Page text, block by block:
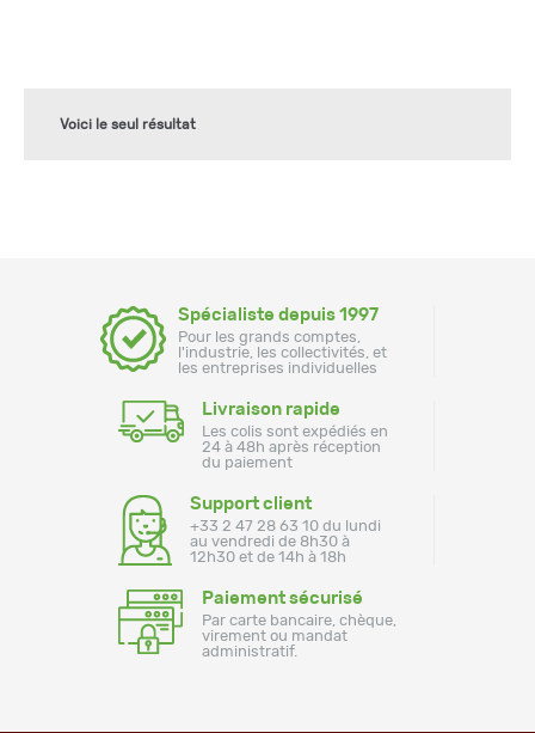
Voici le seul résultat
Spécialiste depuis 1997
Pour les grands comptes,
l'industrie, les collectivités, et
les entreprises individuelles
Livraison rapide
Les colis sont expédiés en
24 à 48h après réception
du paiement
Support client
+33 2 47 28 63 10 du lundi
au vendredi de 8h30 à
12h30 et de 14h à 18h
Paiement sécurisé
Par carte bancaire, chèque,
virement ou mandat
administratif.